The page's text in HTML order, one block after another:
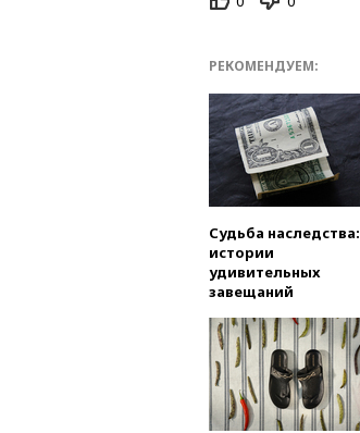
РЕКОМЕНДУЕМ:
Судьба наследства:
истории
удивительных
завещаний